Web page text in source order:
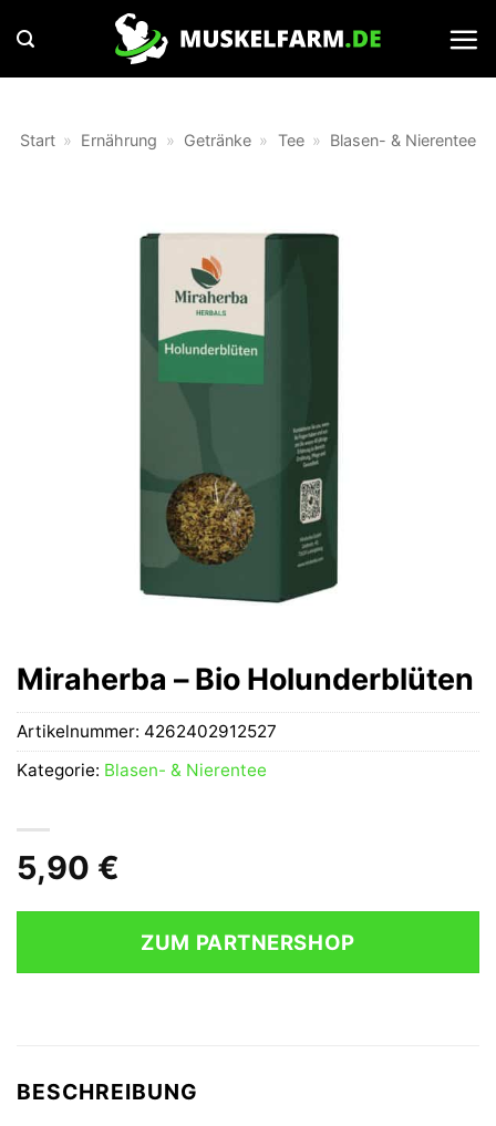
Inhalt
springen
Start » Ernährung » Getränke » Tee » Blasen- & Nierentee
Miraherba – Bio Holunderblüten
5,90 €
ZUM PARTNERSHOP
Artikelnummer: 4262402912527
Kategorie: Blasen- & Nierentee
BESCHREIBUNG